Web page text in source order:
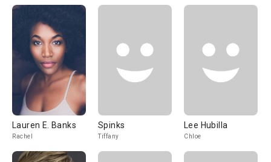
Lauren E. Banks
Rachel
Spinks
Tiffany
Lee Hubilla
Chloe